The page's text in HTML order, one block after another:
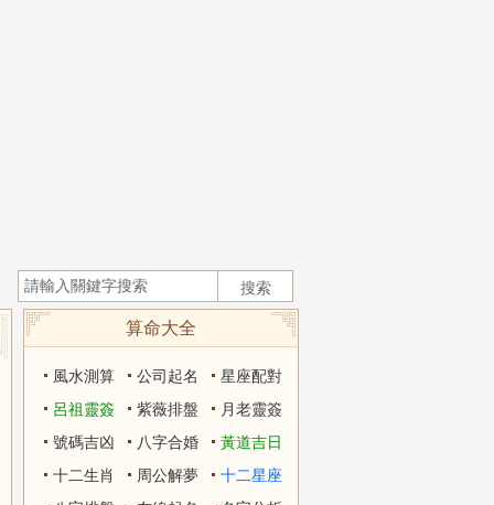
算命大全
風水測算 公司起名
星座配對
呂祖靈簽
紫薇排盤
月老靈簽
號碼吉凶
八字合婚
黃道吉日
十二生肖
周公解夢
十二星座